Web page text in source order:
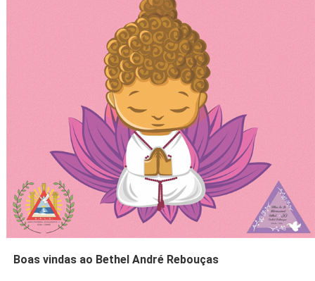
Boas vindas ao Bethel André Rebouças